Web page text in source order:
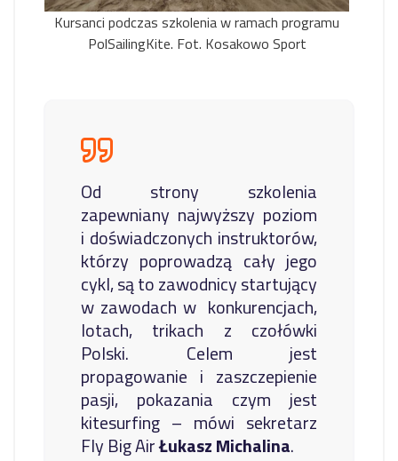
Kursanci podczas szkolenia w ramach programu
PolSailingKite. Fot. Kosakowo Sport
Od strony szkolenia
zapewniany najwyższy poziom
i doświadczonych instruktorów,
którzy poprowadzą cały jego
cykl, są to zawodnicy startujący
w zawodach w konkurencjach,
lotach, trikach z czołówki
Polski. Celem jest
propagowanie i zaszczepienie
pasji, pokazania czym jest
kitesurfing – mówi sekretarz
Fly Big AirŁukasz Michalina.